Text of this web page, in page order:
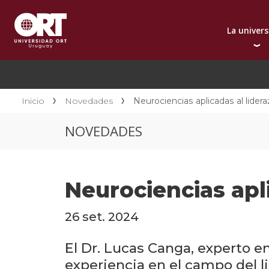
La
Presentación
Reconocimientos
Contacto
Inicio Novedades Neurociencias aplicadas al
NOVEDADES
Neurociencias
26 set. 2024
El Dr. Lucas Canga, experto
experiencia en el campo del